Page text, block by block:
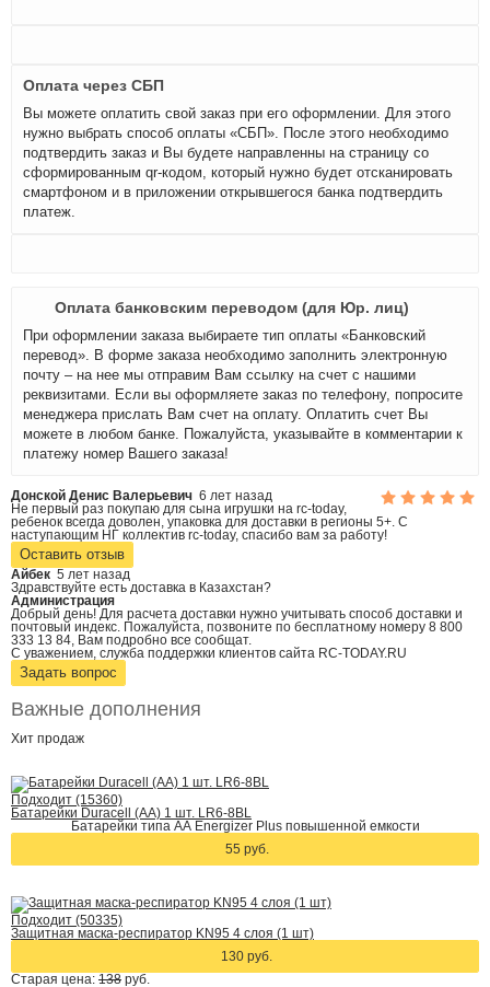
Оплата через СБП
Вы можете оплатить свой заказ при его оформлении. Для этого
нужно выбрать способ оплаты «СБП». После этого необходимо
подтвердить заказ и Вы будете направленны на страницу со
сформированным qr-кодом, который нужно будет отсканировать
смартфоном и в приложении открывшегося банка подтвердить
платеж.
Оплата банковским переводом (для Юр. лиц)
При оформлении заказа выбираете тип оплаты «Банковский
перевод». В форме заказа необходимо заполнить электронную
почту – на нее мы отправим Вам ссылку на счет с нашими
реквизитами. Если вы оформляете заказ по телефону, попросите
менеджера прислать Вам счет на оплату. Оплатить счет Вы
можете в любом банке. Пожалуйста, указывайте в комментарии к
платежу номер Вашего заказа!
Донской Денис Валерьевич 6 лет назад
Не первый раз покупаю для сына игрушки на rc-today,
ребенок всегда доволен, упаковка для доставки в регионы 5+. С
наступающим НГ коллектив rc-today, спасибо вам за работу!
Оставить отзыв
Айбек 5 лет назад
Здравствуйте есть доставка в Казахстан?
Администрация
Добрый день! Для расчета доставки нужно учитывать способ доставки и
почтовый индекс. Пожалуйста, позвоните по бесплатному номеру 8 800
333 13 84, Вам подробно все сообщат.
С уважением, служба поддержки клиентов сайта RC-TODAY.RU
Задать вопрос
Важные дополнения
Хит продаж
Подходит (15360)
Батарейки Duracell (АА) 1 шт. LR6-8BL
Батарейки типа АА Energizer Plus повышенной емкости
55 руб.
Подходит (50335)
Защитная маска-респиратор KN95 4 слоя (1 шт)
130 руб.
Старая цена: 138 руб.